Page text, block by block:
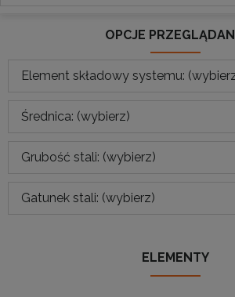
OPCJE
Element składowy systemu:
Średnica: (wybierz)
Grubość stali: (wybierz)
Gatunek stali: (wybierz)
ELEMENTY